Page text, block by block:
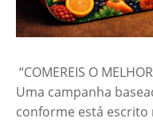
“COMEREIS O
Uma campanha
conforme está escrito